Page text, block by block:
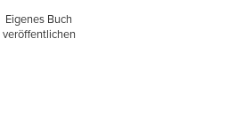
Eigenes Buch
veröffentlichen